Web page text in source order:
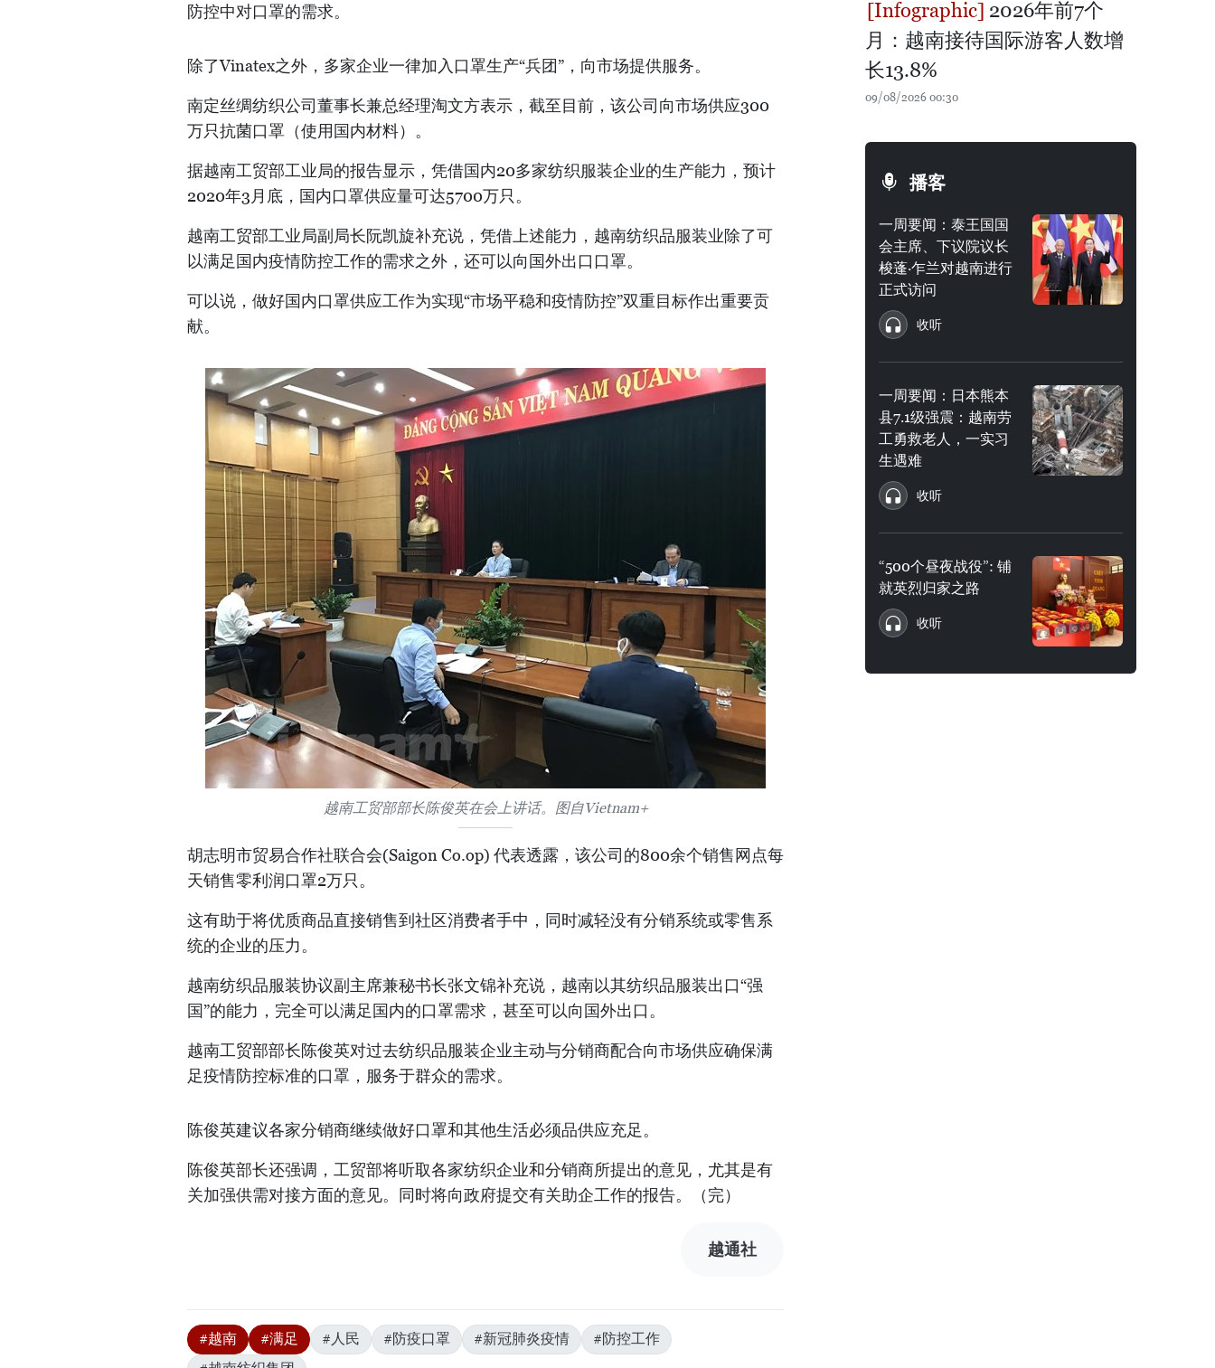
防控中对口罩的需求。
除了Vinatex之外，多家企业一律加入口罩生产“兵团”，向市场提供服务。
南定丝绸纺织公司董事长兼总经理淘文方表示，截至目前，该公司向市场供应300
万只抗菌口罩（使用国内材料）。
据越南工贸部工业局的报告显示，凭借国内20多家纺织服装企业的生产能力，预计
2020年3月底，国内口罩供应量可达5700万只。
越南工贸部工业局副局长阮凯旋补充说，凭借上述能力，越南纺织品服装业除了可
以满足国内疫情防控工作的需求之外，还可以向国外出口口罩。
可以说，做好国内口罩供应工作为实现“市场平稳和疫情防控”双重目标作出重要贡
献。
越南工贸部部长陈俊英在会上讲话。图自Vietnam+
胡志明市贸易合作社联合会(Saigon Co.op) 代表透露，该公司的800余个销售网点每
天销售零利润口罩2万只。
这有助于将优质商品直接销售到社区消费者手中，同时减轻没有分销系统或零售系
统的企业的压力。
越南纺织品服装协议副主席兼秘书长张文锦补充说，越南以其纺织品服装出口“强
国”的能力，完全可以满足国内的口罩需求，甚至可以向国外出口。
越南工贸部部长陈俊英对过去纺织品服装企业主动与分销商配合向市场供应确保满
足疫情防控标准的口罩，服务于群众的需求。
陈俊英建议各家分销商继续做好口罩和其他生活必须品供应充足。
陈俊英部长还强调，工贸部将听取各家纺织企业和分销商所提出的意见，尤其是有
关加强供需对接方面的意见。同时将向政府提交有关助企工作的报告。（完）
越通社
#越南 #满足 #人民 #防疫口罩 #新冠肺炎疫情
#防控工作
2026年前7个
月：越南接待国际游客人数增
长13.8%
09/08/2026 00:30
播客
一周要闻：泰王国国
会主席、下议院议长
梭蓬·乍兰对越南进行
正式访问
收听
一周要闻：日本熊本
县7.1级强震：越南劳
工勇救老人，一实习
生遇难
收听
“500个昼夜战役”: 铺
就英烈归家之路
收听